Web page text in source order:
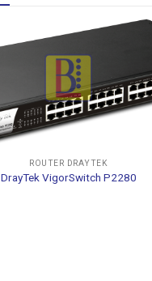
ROUTER DRAYTEK
DrayTek VigorSwitch P2280